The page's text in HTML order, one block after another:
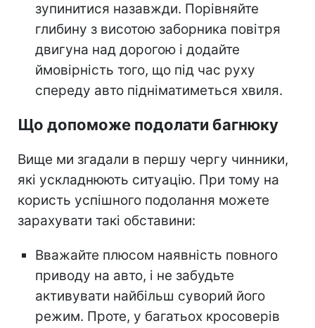
зупинитися назавжди. Порівняйте
глибину з висотою заборника повітря
двигуна над дорогою і додайте
ймовірність того, що під час руху
спереду авто підніматиметься хвиля.
Що допоможе подолати багнюку
Вище ми згадали в першу чергу чинники,
які ускладнюють ситуацію. При тому на
користь успішного подолання можете
зарахувати такі обставини:
Вважайте плюсом наявність повного
приводу на авто, і не забудьте
активувати найбільш суворий його
режим. Проте, у багатьох кросоверів